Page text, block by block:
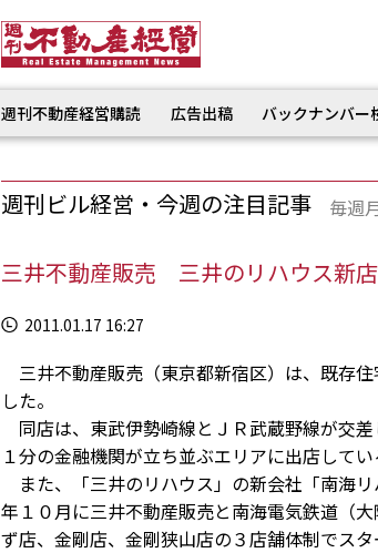
週刊不動産経営購読 広告出稿 バックナンバー
週刊ビル経営・今週の注目記事 毎週
三井不動産販売 三井のリハウス新
2011.01.17 16:27
三井不動産販売（東京都新宿区）は、既存
した。
同店は、東武伊勢崎線とＪＲ武蔵野線が交
１分の金融機関が立ち並ぶエリアに出店してい
また、「三井のリハウス」の新会社「南海
年１０月に三井不動産販売と南海電気鉄道（
ず店、金剛店、金剛狭山店の３店舗体制でスタ